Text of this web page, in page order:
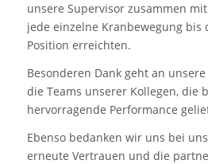
unsere Supervisor zusammen
jede einzelne Kranbewegung bis
Position erreichten.
Besonderen Dank geht an
die Teams unserer Kollegen, die
hervorragende Performance
Ebenso bedanken wir uns bei
erneute Vertrauen und die